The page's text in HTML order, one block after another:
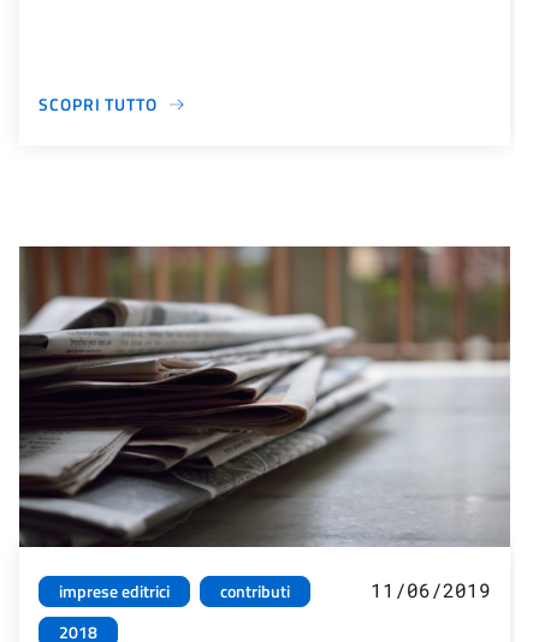
SCOPRI TUTTO
imprese editrici
contributi
2018
11/06/2019